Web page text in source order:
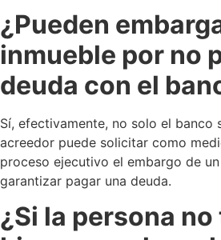
¿Pueden
inmueble por no
deuda con el
Sí, efectivamente, no solo el banco
acreedor puede solicitar como
proceso ejecutivo el embargo de
garantizar pagar una deuda.
¿Si la persona